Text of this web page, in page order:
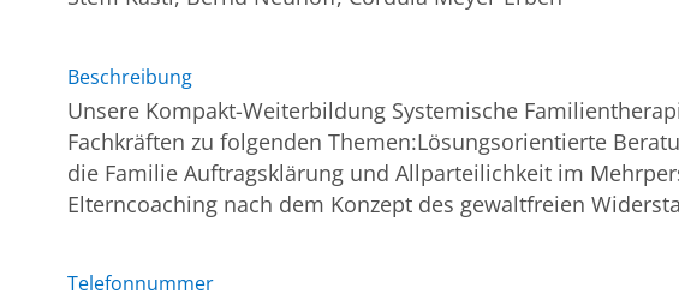
Beschreibung
Unsere Kompakt-Weiterbildung Systemische
Fachkräften zu folgenden Themen:Lösungsorientierte
die Familie Auftragsklärung und Allparteilichkeit im
Elterncoaching nach dem Konzept des gewaltfreien
Telefonnummer